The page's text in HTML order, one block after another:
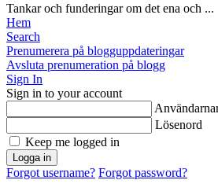
Tankar och funderingar om det ena och ...
Hem
Search
Prenumerera på blogguppdateringar
Avsluta prenumeration på blogg
Sign In
Sign in to your account
Lösenord
Keep me logged in
Logga in
Forgot username? Forgot password?